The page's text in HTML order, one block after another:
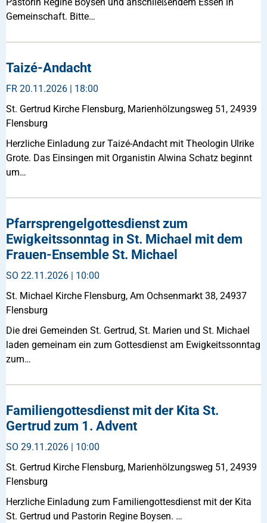
Gemeinschaft. Bitte…
Taizé-Andacht
FR 20.11.2026 | 18:00
St. Gertrud Kirche Flensburg, Marienhölzungsweg 51, 24939
Flensburg
Herzliche Einladung zur Taizé-Andacht mit Theologin Ulrike
Grote. Das Einsingen mit Organistin Alwina Schatz beginnt
um…
Pfarrsprengelgottesdienst zum
Ewigkeitssonntag in St. Michael mit dem
Frauen-Ensemble St. Michael
SO 22.11.2026 | 10:00
St. Michael Kirche Flensburg, Am Ochsenmarkt 38, 24937
Flensburg
Die drei Gemeinden St. Gertrud, St. Marien und St. Michael
laden gemeinam ein zum Gottesdienst am Ewigkeitssonntag
zum…
Familiengottesdienst mit der Kita St.
Gertrud zum 1. Advent
SO 29.11.2026 | 10:00
St. Gertrud Kirche Flensburg, Marienhölzungsweg 51, 24939
Flensburg
Herzliche Einladung zum Familiengottesdienst mit der Kita
St. Gertrud und Pastorin Regine Boysen. …